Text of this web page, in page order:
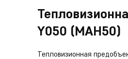
Y050 (MAH50)
Тепловизионная